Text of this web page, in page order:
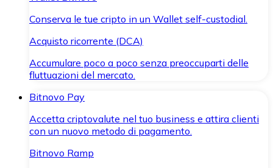
Conserva le tue cripto in un Wallet self-custodial.
Acquisto ricorrente (DCA)
Accumulare poco a poco senza preoccuparti delle
fluttuazioni del mercato.
Bitnovo Pay
Accetta criptovalute nel tuo business e attira clienti
con un nuovo metodo di pagamento.
Bitnovo Ramp